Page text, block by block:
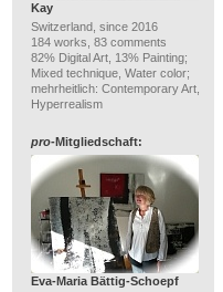
Kay
Switzerland, since 2016
184 works, 83 comments
82% Digital Art, 13% Painting;
Mixed technique, Water color;
mehrheitlich: Contemporary Art,
Hyperrealism
pro-Mitgliedschaft:
Eva-Maria Bättig-Schoepf